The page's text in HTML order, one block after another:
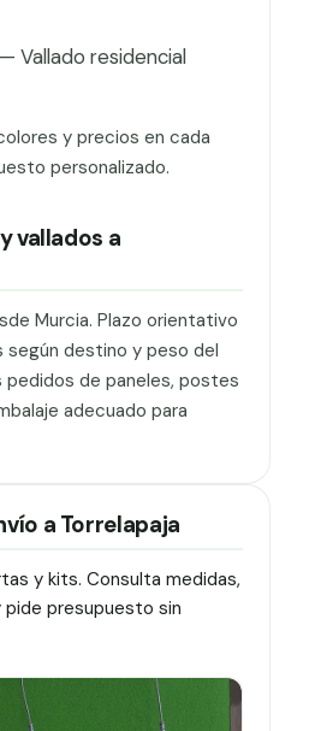
Vallado residencial
y precios en cada
personalizado.
vallados a
Murcia. Plazo orientativo
según destino y peso del
pedidos de paneles, postes
adecuado para
a Torrelapaja
y kits. Consulta medidas,
presupuesto sin